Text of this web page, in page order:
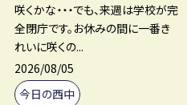
咲くかな・・・でも、来週は学校が完
全閉庁です。お休みの間に一番き
れいに咲くの...
2026/08/05
今日の西中